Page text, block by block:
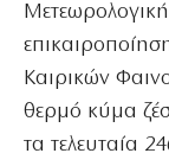
Καιρικών
θερμό κύμα
τα τελευταία